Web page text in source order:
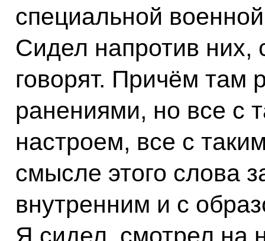
специальной
Сидел напротив них,
говорят. Причём там
ранениями, но все с
настроем, все с
смысле этого слова
внутренним и с